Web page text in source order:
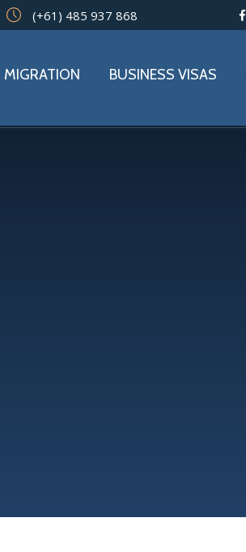
(+61) 485 937 868
MIGRATION BUSINESS VISAS